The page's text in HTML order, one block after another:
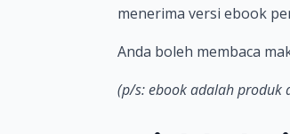
menerima versi ebook
Anda boleh membaca
(p/s: ebook adalah produk